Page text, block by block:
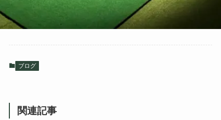
ブログ
関連記事